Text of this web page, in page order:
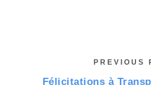
PREVIOUS
Félicitations à